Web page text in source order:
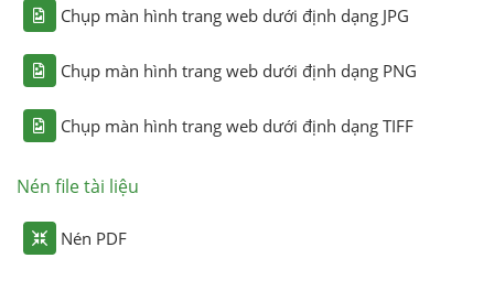
Chụp màn hình trang web dưới định dạng JPG
Chụp màn hình trang web dưới định dạng PNG
Chụp màn hình trang web dưới định dạng TIFF
Nén file tài liệu
Nén PDF